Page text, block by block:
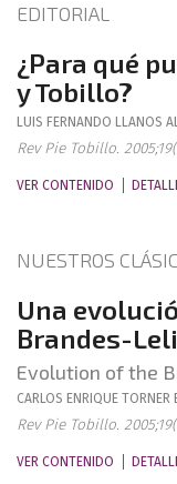
EDITORIAL
¿Para qué
y Tobillo?
LUIS FERNANDO LLANOS
Rev Pie Tobillo.
VER CONTENIDO
NUESTROS
Una
Brandes-
Evolution of the
CARLOS ENRIQUE TORNER
Rev Pie Tobillo.
VER CONTENIDO